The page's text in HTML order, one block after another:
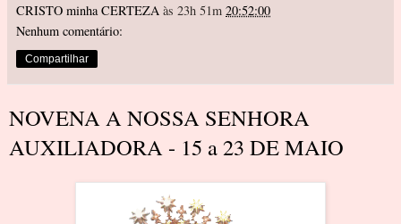
CRISTO minha CERTEZA às 23h 51m 20:52:00
Nenhum comentário:
Compartilhar
NOVENA A NOSSA SENHORA
AUXILIADORA - 15 a 23 DE MAIO